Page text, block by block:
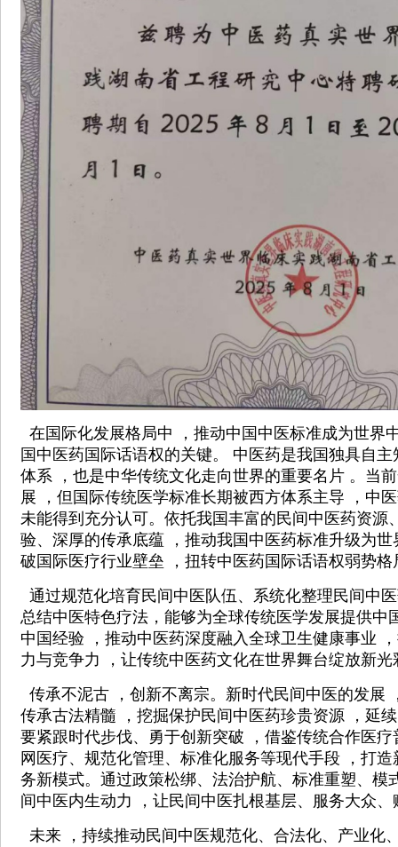
在国际化发展格局中 ，推动中国中医标准成为世界
国中医药国际话语权的关键。 中医药是我国独具自
体系 ，也是中华传统文化走向世界的重要名片 。当
展 ，但国际传统医学标准长期被西方体系主导 ，中
未能得到充分认可。依托我国丰富的民间中医药资源
验、深厚的传承底蕴 ，推动我国中医药标准升级为
破国际医疗行业壁垒 ，扭转中医药国际话语权弱势格
通过规范化培育民间中医队伍、系统化整理民间中
总结中医特色疗法，能够为全球传统医学发展提供中
中国经验 ，推动中医药深度融入全球卫生健康事业
力与竞争力 ，让传统中医药文化在世界舞台绽放新光
传承不泥古 ，创新不离宗。新时代民间中医的发展
传承古法精髓 ，挖掘保护民间中医药珍贵资源 ，延
要紧跟时代步伐、勇于创新突破 ，借鉴传统合作医
网医疗、规范化管理、标准化服务等现代手段 ，打
务新模式。通过政策松绑、法治护航、标准重塑、模
间中医内生动力 ，让民间中医扎根基层、服务大众、
未来 ，持续推动民间中医规范化、合法化、产业化